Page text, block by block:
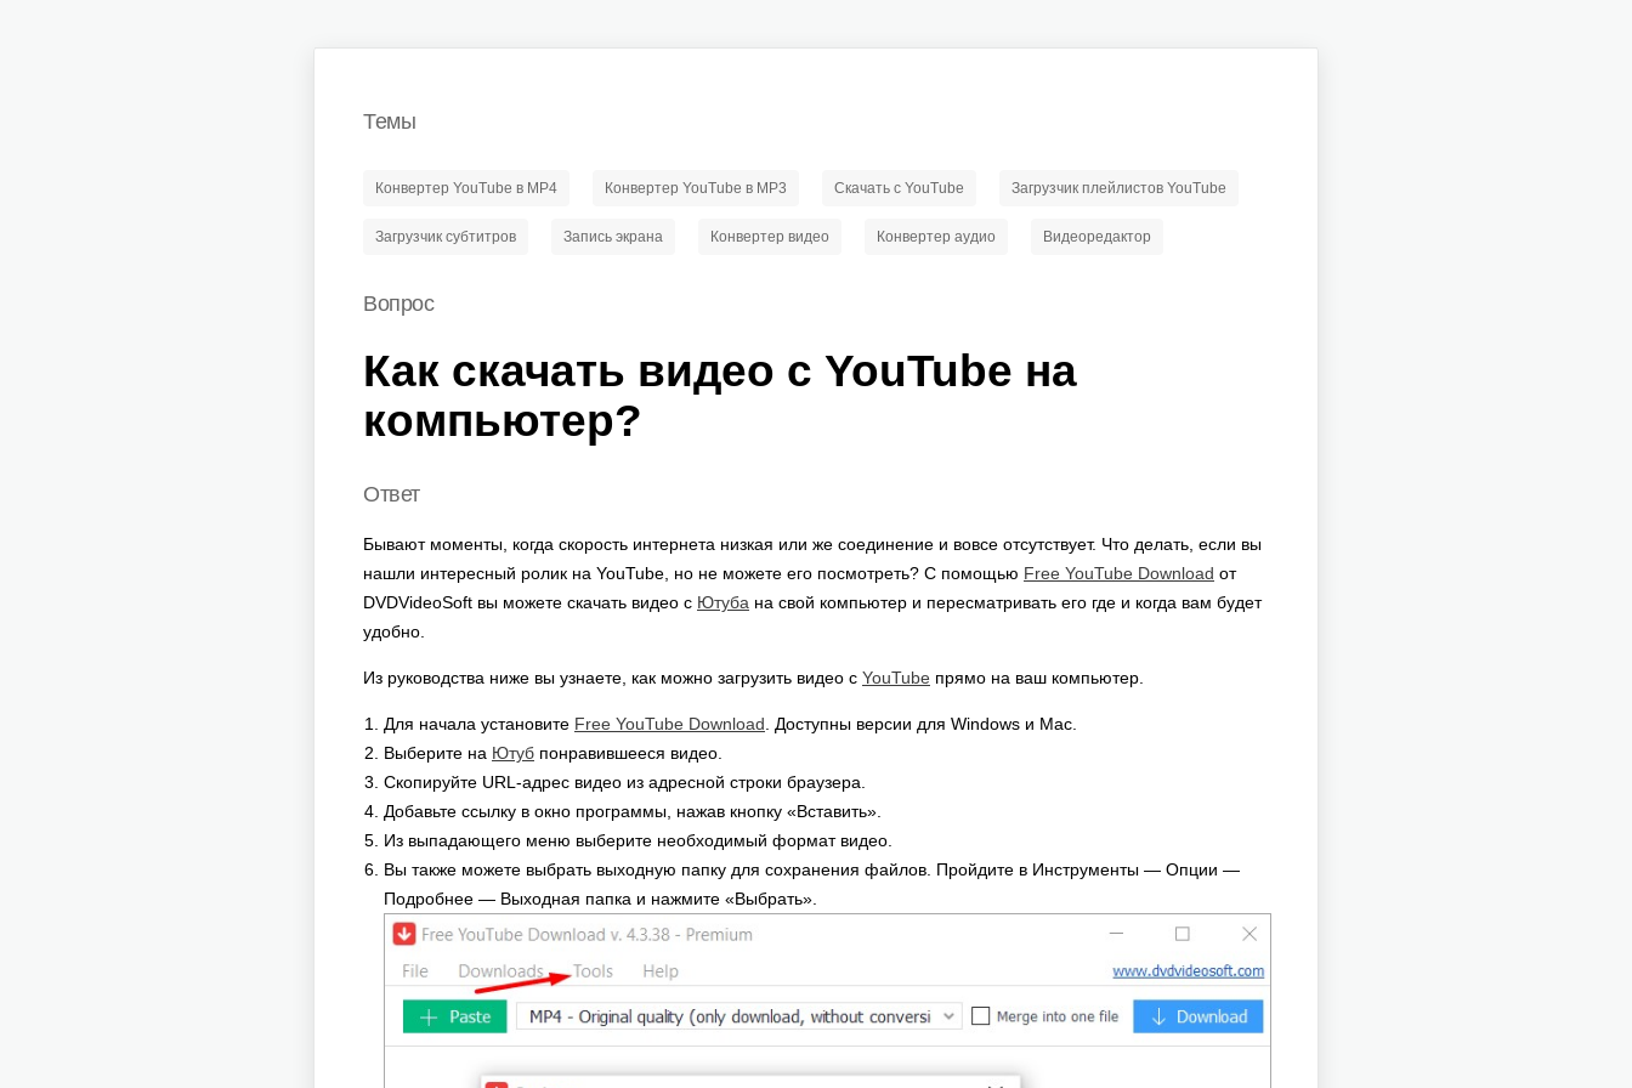
Темы
Конвертер YouTube в MP4 Конвертер YouTube в MP3 Скачать с YouTube Загрузчик плейлистов YouTube
Загрузчик субтитров Запись экрана Конвертер видео Конвертер аудио Видеоредактор
Вопрос
Как скачать видео с YouTube на
компьютер?
Ответ
Бывают моменты, когда скорость интернета низкая или же соединение и вовсе отсутствует. Что делать, если вы
нашли интересный ролик на YouTube, но не можете его посмотреть? С помощью Free YouTube Download от
DVDVideoSoft вы можете скачать видео с Ютуба на свой компьютер и пересматривать его где и когда вам будет
удобно.
Из руководства ниже вы узнаете, как можно загрузить видео с YouTube прямо на ваш компьютер.
Для начала установите Free YouTube Download . Доступны версии для Windows и Mac.
Выберите на Ютуб понравившееся видео.
Скопируйте URL-адрес видео из адресной строки браузера.
Добавьте ссылку в окно программы, нажав кнопку «Вставить».
Из выпадающего меню выберите необходимый формат видео.
Вы также можете выбрать выходную папку для сохранения файлов. Пройдите в Инструменты — Опции —
Подробнее — Выходная папка и нажмите «Выбрать».